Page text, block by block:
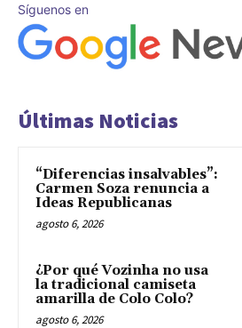
Síguenos en
Últimas Noticias
“Diferencias insalvables”:
Carmen Soza renuncia a
Ideas Republicanas
agosto 6, 2026
¿Por qué Vozinha no usa
la tradicional camiseta
amarilla de Colo Colo?
agosto 6, 2026